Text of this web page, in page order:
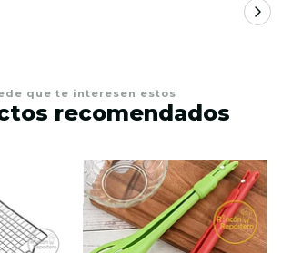
que te interesen estos
recomendados